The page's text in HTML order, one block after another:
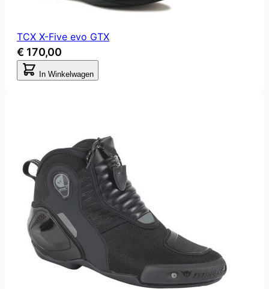
TCX X-Five evo GTX
€ 170,00
In Winkelwagen